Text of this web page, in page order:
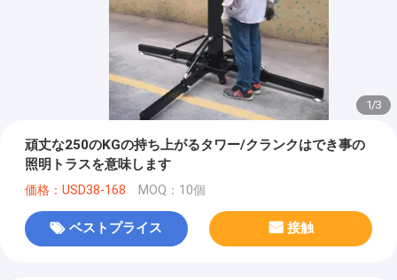
1/3
頑丈な250のKGの持ち上がるタワー/クランクはでき事の
照明トラスを意味します
価格：USD38-168 MOQ：10個
ベストプライス 接触